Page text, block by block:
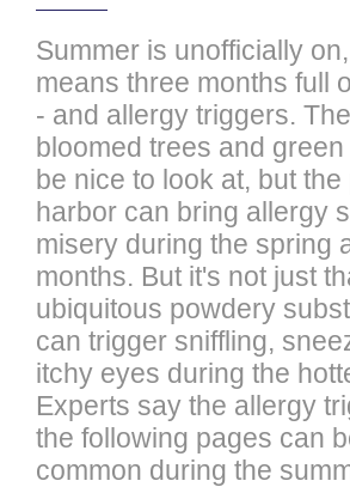
Summer is unofficially
means three months full
- and allergy triggers.
bloomed trees and
be nice to look at, but
harbor can bring allergy
misery during the spring
months. But it's not just
ubiquitous powdery
can trigger sniffling,
itchy eyes during the
Experts say the allergy
the following pages can
common during the